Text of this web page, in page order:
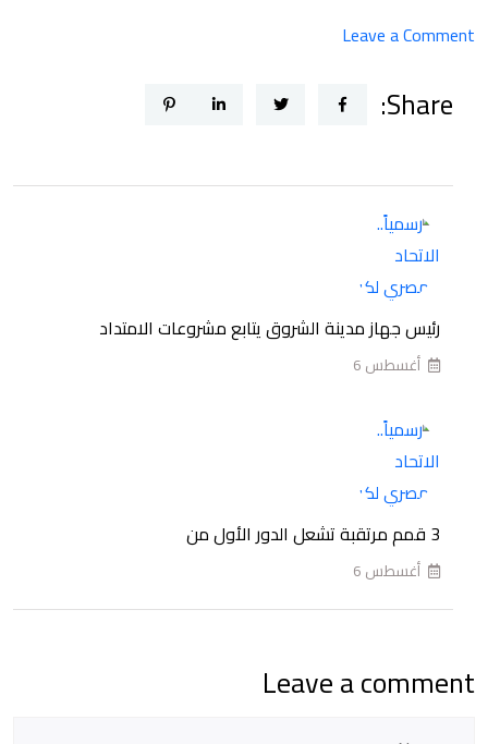
Leave a Comment
الاتحاد
القدم
حسن
بعد
Share:
رئيس جهاز مدينة الشروق يتابع مشروعات الامتداد
أغسطس 6
3 قمم مرتقبة تشعل الدور الأول من
أغسطس 6
Leave a comment